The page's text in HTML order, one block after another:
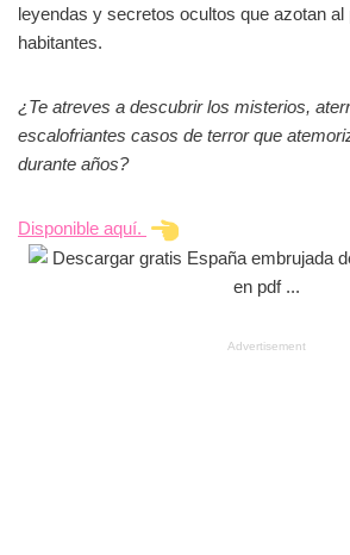
leyendas y secretos ocultos que azotan
habitantes.
¿Te atreves a descubrir los misterios,
escalofriantes casos de terror que
durante años?
Disponible aquí.
Advertisement